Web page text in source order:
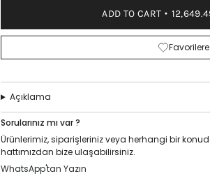
ADD TO CART
Açıklama
Sorularınız mı var ?
Ürünlerimiz, siparişleriniz veya herhangi bir
hattımızdan bize ulaşabilirsiniz.
WhatsApp'tan Yazın